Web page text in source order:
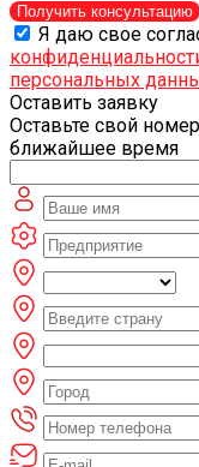
Получить консультацию
Я даю свое
персональных
Оставить заявку
Оставьте свой
ближайшее время